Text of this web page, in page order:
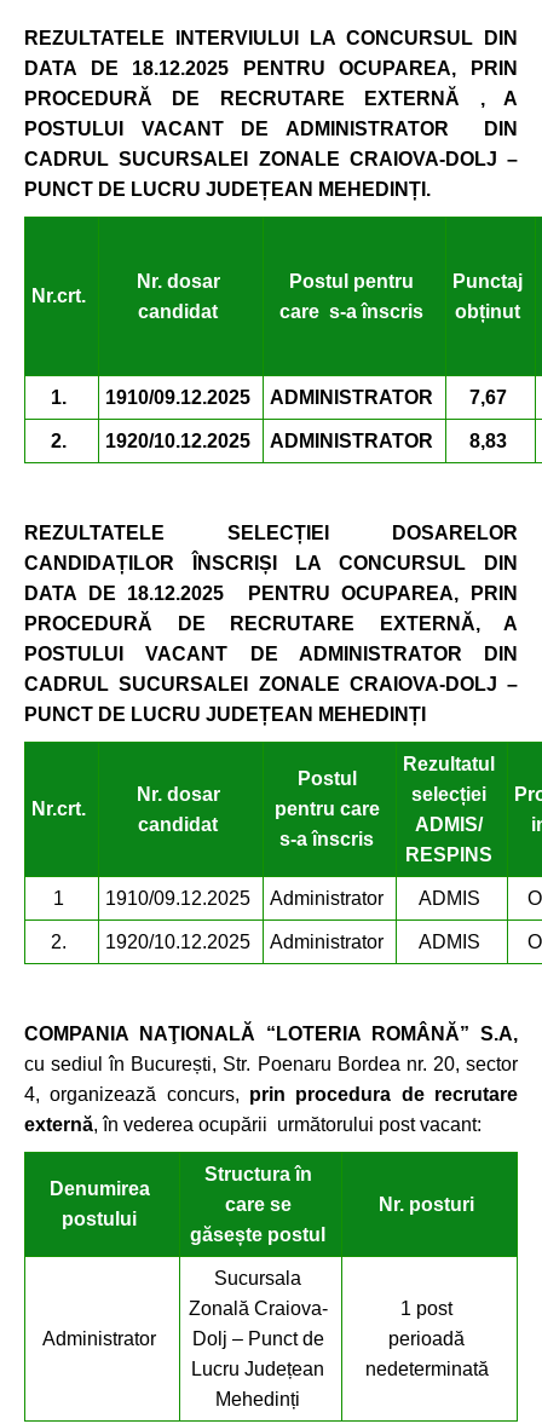
REZULTATELE INTERVIULUI LA CONCURSUL
DIN
DATA DE 18.12.2025 PENTRU OCUPAREA, PRIN
PROCEDURĂ DE RECRUTARE EXTERNĂ , A
POSTULUI VACANT DE ADMINISTRATOR DIN
CADRUL SUCURSALEI ZONALE CRAIOVA-DOLJ –
PUNCT DE LUCRU JUDEȚEAN MEHEDINȚI.
Nr.crt.
Nr. dosar
candidat
Postul pentru
care s-a înscris
Punctaj
obținut
1. 1910/09.12.2025 ADMINISTRATOR 7,67
2. 1920/10.12.2025 ADMINISTRATOR 8,83
REZULTATELE SELECȚIEI DOSARELOR
CANDIDAȚILOR ÎNSCRIȘI LA CONCURSUL DIN
DATA DE 18.12.2025
PENTRU OCUPAREA, PRIN
PROCEDURĂ DE RECRUTARE EXTERNĂ, A
POSTULUI VACANT DE ADMINISTRATOR DIN
CADRUL SUCURSALEI ZONALE CRAIOVA-DOLJ –
PUNCT DE LUCRU JUDEȚEAN MEHEDINȚI
Nr.crt.
Nr. dosar
candidat
Postul
pentru care
s-a înscris
Rezultatul
selecției
ADMIS/
RESPINS
1 1910/09.12.2025 Administrator ADMIS
2. 1920/10.12.2025 Administrator ADMIS
COMPANIA NAŢIONALĂ “LOTERIA ROMÂNĂ” S.A,
cu sediul în București, Str. Poenaru Bordea nr. 20, sector
4, organizează concurs, prin procedura de recrutare
externă, în vederea ocupării următorului post vacant:
Denumirea
postului
Structura în
care se
găsește postul
Nr. posturi
Administrator
Sucursala
Zonală Craiova-
Dolj – Punct de
Lucru Județean
Mehedinți
1 post
perioadă
nedeterminată